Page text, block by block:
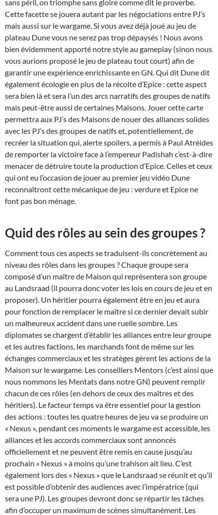
sans péril, on triomphe sans gloire comme dit le proverbe.
Cette facette se jouera autant par les négociations entre PJ’s
mais aussi sur le wargame. Si vous avez déjà joué au jeu de
plateau Dune vous ne serez pas trop dépaysés ! Nous avons
bien évidemment apporté notre style au gameplay (sinon nous
vous aurions proposé le jeu de plateau tout court) afin de
garantir une expérience enrichissante en GN. Qui dit Dune dit
également écologie en plus de la récolte d’Epice : cette aspect
sera bien là et sera l’un des arcs narratifs des groupes de natifs
mais peut-être aussi de certaines Maisons. Jouer cette carte
permettra aux PJ’s des Maisons de nouer des alliances solides
avec les PJ’s des groupes de natifs et, potentiellement, de
recréer la situation qui, alerte spoilers, a permis à Paul Atréides
de remporter la victoire face à l’empereur Padishah c’est-à-dire
menacer de détruire toute la production d’Epice. Celles et ceux
qui ont eu l’occasion de jouer au premier jeu vidéo Dune
reconnaîtront cette mécanique de jeu : verdure et Epice ne
font pas bon ménage.
Quid des rôles au sein des groupes ?
Comment tous ces aspects se traduisent-ils concrètement au
niveau des rôles dans les groupes ? Chaque groupe sera
composé d’un maître de Maison qui représentera son groupe
au Landsraad (il pourra donc voter les lois en cours de jeu et en
proposer). Un héritier pourra également être en jeu et aura
pour fonction de remplacer le maître si ce dernier devait subir
un malheureux accident dans une ruelle sombre. Les
diplomates se chargent d’établir les alliances entre leur groupe
et les autres factions, les marchands font de même sur les
échanges commerciaux et les stratèges gèrent les actions de la
Maison sur le wargame. Les conseillers Mentors (c’est ainsi que
nous nommons les Mentats dans notre GN) peuvent remplir
chacun de ces rôles (en dehors de ceux des maîtres et des
héritiers). Le facteur temps va être essentiel pour la gestion
des actions : toutes les quatre heures de jeu va se produire un
« Nexus », pendant ces moments le wargame est accessible, les
alliances et les accords commerciaux sont annoncés
officiellement et ne peuvent être remis en cause jusqu’au
prochain « Nexus » à moins qu’une trahison ait lieu. C’est
également lors des « Nexus » que le Landsraad se réunit et qu’il
est possible d’obtenir des audiences avec l’impératrice (qui
sera une PJ). Les groupes devront donc se répartir les tâches
afin d’occuper un maximum de scènes simultanément. Les